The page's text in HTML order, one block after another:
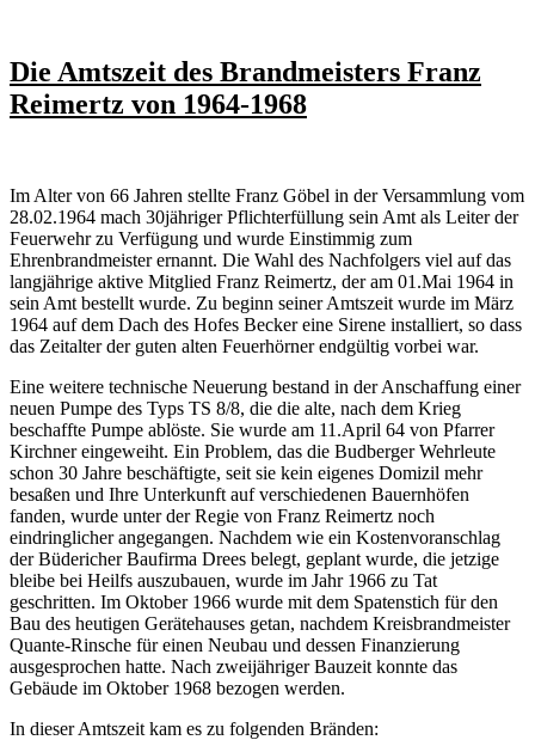
Die Amtszeit des Brandmeisters Franz
Reimertz von 1964-1968
Im Alter von 66 Jahren stellte Franz Göbel in der Versammlung vom
28.02.1964 mach 30jähriger Pflichterfüllung sein Amt als Leiter der
Feuerwehr zu Verfügung und wurde Einstimmig zum
Ehrenbrandmeister ernannt. Die Wahl des Nachfolgers viel auf das
langjährige aktive Mitglied Franz Reimertz, der am 01.Mai 1964 in
sein Amt bestellt wurde. Zu beginn seiner Amtszeit wurde im März
1964 auf dem Dach des Hofes Becker eine Sirene installiert, so dass
das Zeitalter der guten alten Feuerhörner endgültig vorbei war.
Eine weitere technische Neuerung bestand in der Anschaffung einer
neuen Pumpe des Typs TS 8/8, die die alte, nach dem Krieg
beschaffte Pumpe ablöste. Sie wurde am 11.April 64 von Pfarrer
Kirchner eingeweiht. Ein Problem, das die Budberger Wehrleute
schon 30 Jahre beschäftigte, seit sie kein eigenes Domizil mehr
besaßen und Ihre Unterkunft auf verschiedenen Bauernhöfen
fanden, wurde unter der Regie von Franz Reimertz noch
eindringlicher angegangen. Nachdem wie ein Kostenvoranschlag
der Büdericher Baufirma Drees belegt, geplant wurde, die jetzige
bleibe bei Heilfs auszubauen, wurde im Jahr 1966 zu Tat
geschritten. Im Oktober 1966 wurde mit dem Spatenstich für den
Bau des heutigen Gerätehauses getan, nachdem Kreisbrandmeister
Quante-Rinsche für einen Neubau und dessen Finanzierung
ausgesprochen hatte. Nach zweijähriger Bauzeit konnte das
Gebäude im Oktober 1968 bezogen werden.
In dieser Amtszeit kam es zu folgenden Bränden: